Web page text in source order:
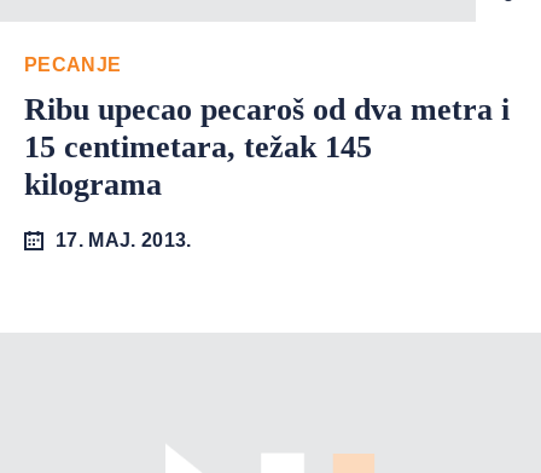
PECANJE
Ribu upecao pecaroš od dva metra i
15 centimetara, težak 145
kilograma
17. MAJ. 2013.